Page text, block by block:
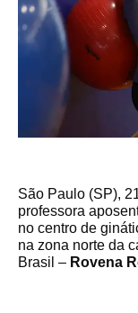
São Paulo (SP),
professora
no centro de
na zona norte da
Brasil – Rovena